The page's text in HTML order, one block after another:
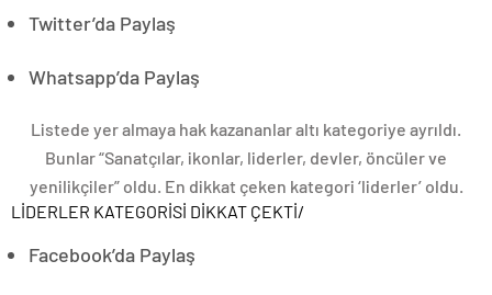
Twitter’da Paylaş
Whatsapp’da Paylaş
Listede yer almaya hak kazananlar altı kategoriye ayrıldı.
Bunlar “Sanatçılar, ikonlar, liderler, devler, öncüler ve
yenilikçiler” oldu. En dikkat çeken kategori ‘liderler’ oldu.
LİDERLER KATEGORİSİ DİKKAT ÇEKTİ/
Facebook’da Paylaş